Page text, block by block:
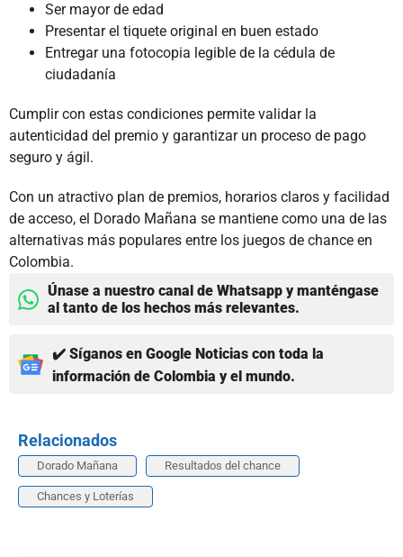
Ser mayor de edad
Presentar el tiquete original en buen estado
Entregar una fotocopia legible de la cédula de
ciudadanía
Cumplir con estas condiciones permite validar la
autenticidad del premio y garantizar un proceso de pago
seguro y ágil.
Con un atractivo plan de premios, horarios claros y facilidad
de acceso, el Dorado Mañana se mantiene como una de las
alternativas más populares entre los juegos de chance en
Colombia.
Únase a nuestro canal de Whatsapp y manténgase
al tanto de los hechos más relevantes.
✔️ Síganos en Google Noticias con toda la
información de Colombia y el mundo.
Relacionados
Dorado Mañana Resultados del chance
Chances y Loterías